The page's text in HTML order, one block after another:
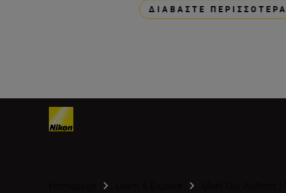
ΔΙΑΒΆΣΤΕ ΠΕΡΙΣΣΌΤΕΡΑ